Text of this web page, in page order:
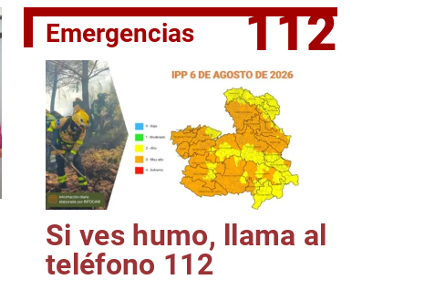
El jefe del Ejecutivo castellanomanchego, Emiliano García-
Emergencias 112
Si ves humo, llama al
teléfono 112